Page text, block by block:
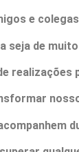
e
seja de
realizações